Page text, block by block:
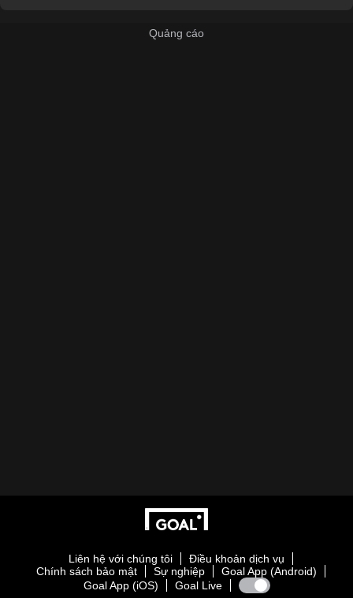
Liên hệ với chúng tôi
Điều khoản dịch vụ
Chính sách bảo mật
Sự nghiệp
Goal App (Android)
Goal App (iOS)
Goal Live